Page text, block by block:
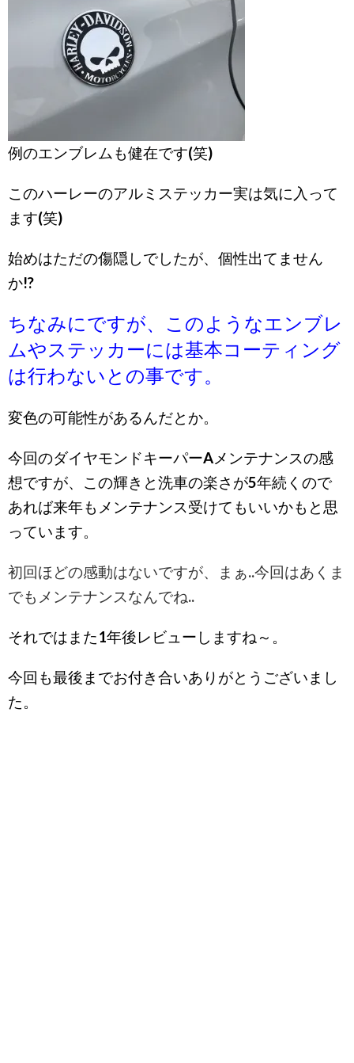
例のエンブレムも健在です(笑)
このハーレーのアルミステッカー実は気に入って
ます(笑)
始めはただの傷隠しでしたが、個性出てません
か!?
ちなみにですが、このようなエンブレ
ムやステッカーには基本コーティング
は行わないとの事です。
変色の可能性があるんだとか。
今回のダイヤモンドキーパーAメンテナンスの感
想ですが、この輝きと洗車の楽さが5年続くので
あれば来年もメンテナンス受けてもいいかもと思
っています。
初回ほどの感動はないですが、まぁ..今回はあくま
でもメンテナンスなんでね..
それではまた1年後レビューしますね～。
今回も最後までお付き合いありがとうございまし
た。